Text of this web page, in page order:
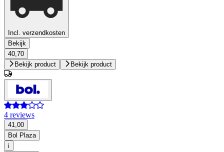
Incl. verzendkosten
Bekijk
40,70
Bekijk product
Bekijk product
4 reviews
41,00
Bol Plaza
i